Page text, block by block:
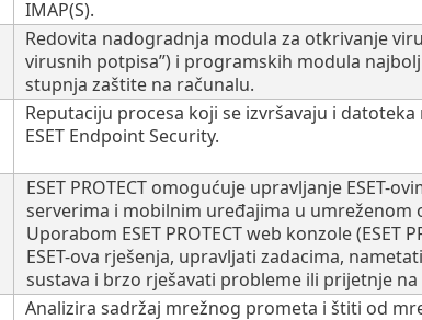
IMAP(S).
Redovita nadogradnja modula za otkrivanje
virusnih potpisa”) i programskih modula
stupnja zaštite na računalu.
Reputaciju procesa koji se izvršavaju i
ESET Endpoint Security.
ESET PROTECT omogućuje upravljanje ESET-
serverima i mobilnim uređajima u umreženom
Uporabom ESET PROTECT web konzole
ESET-ova rješenja, upravljati zadacima,
sustava i brzo rješavati probleme ili prijetnje
Analizira sadržaj mrežnog prometa i štiti od